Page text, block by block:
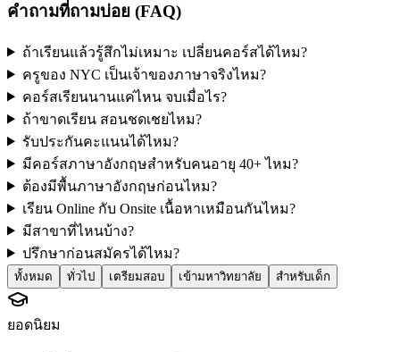
คำถามที่ถามบ่อย (FAQ)
ถ้าเรียนแล้วรู้สึกไม่เหมาะ เปลี่ยนคอร์สได้ไหม?
ครูของ NYC เป็นเจ้าของภาษาจริงไหม?
คอร์สเรียนนานแค่ไหน จบเมื่อไร?
ถ้าขาดเรียน สอนชดเชยไหม?
รับประกันคะแนนได้ไหม?
มีคอร์สภาษาอังกฤษสำหรับคนอายุ 40+ ไหม?
ต้องมีพื้นภาษาอังกฤษก่อนไหม?
เรียน Online กับ Onsite เนื้อหาเหมือนกันไหม?
มีสาขาที่ไหนบ้าง?
ปรึกษาก่อนสมัครได้ไหม?
ทั้งหมด ทั่วไป เตรียมสอบ เข้ามหาวิทยาลัย สำหรับเด็ก
ยอดนิยม